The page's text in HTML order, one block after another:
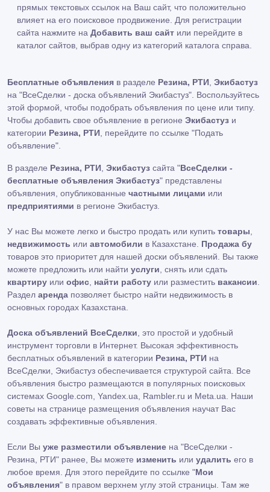
прямых текстовых ссылок на Ваш сайт, что положительно
влияет на его поисковое продвижение. Для регистрации
сайта нажмите на Добавить ваш сайт или перейдите в
каталог сайтов, выбрав одну из категорий каталога справа.
Бесплатные объявления в разделе Резина, РТИ Экибастуз
на "ВсеСделки - доска объявлений Экибастуз". Воспользуйтесь
этой формой, чтобы подобрать объявления по цене или типу.
Чтобы добавить свое объявление в регионе Экибастуз и
категории Резина, РТИ , перейдите по ссылке "Подать
объявление"
В разделе Резина, РТИ Экибастуз сайта "ВсеСделки -
бесплатные объявления Экибастуз" представлены
объявления, опубликованные частными лицами или
предприятиями в регионе Экибастуз.
У нас Вы можете легко и быстро продать или купить товары
недвижимость или автомобили в Казахстане. Продажа бу
товаров это приоритет для нашей доски объявлений. Вы также
можете предложить или найти услуги , снять или сдать
квартиру или офис найти работу или разместить вакансии
Раздел аренда позволяет быстро найти недвижимость в
основных городах Казахстана.
Доска объявлений ВсеСделки , это простой и удобный
инструмент торговли в Интернет. Высокая эффективность
бесплатных объявлений в категории Резина, РТИ на
ВсеСделки, Экибастуз обеспечивается структурой сайта. Все
объявления быстро размещаются в популярных поисковых
системах Google.com, Yandex.ua, Rambler.ru и Meta.ua. Наши
советы на странице размещения объявления научат Вас
создавать эффективные объявления.
Если Вы уже разместили объявление на "ВсеСделки -
Резина, РТИ" ранее, Вы можете изменить или удалить его в
любое время. Для этого перейдите по ссылке "Мои
объявления" в правом верхнем углу этой страницы. Там же